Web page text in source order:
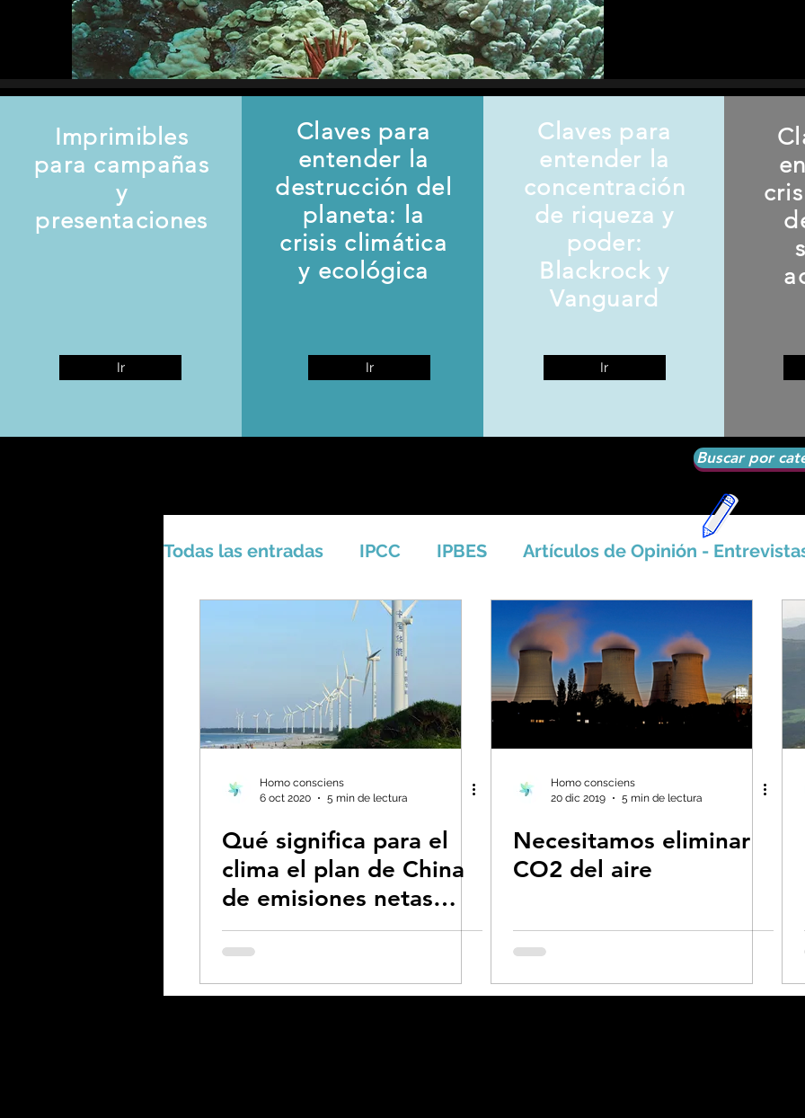
Imprimibles
para campañas
y
presentaciones
Ir
Claves para
entender la
destrucción del
planeta: la
crisis climática
y ecológica
Ir
Claves para
entender la
concentración
de riqueza y
poder:
Blackrock y
Vanguard
Ir
Buscar por
Todas las entradas IPCC IPBES Artículos de Opinión -
Activismo - Greta - Científicos Seguridad Alimentaria-Agua-Dieta
Amazonas - Selvas tropicales - Bosq Artico - Antártida - Glaciares
Calentamiento global - CO2 Capitalismo -Neoliberalismo
Combustibles fósiles Consumismo
Coronavirus Crisis global-Colapso -Covid Decrecimiento/
Homo consciens
6 oct 2020
5 min de lectura
Qué significa para el
clima el plan de China
de emisiones netas
cero para 2060?
Homo consciens
20 dic 2019
5 min de lectura
Necesitamos eliminar
CO2 del aire